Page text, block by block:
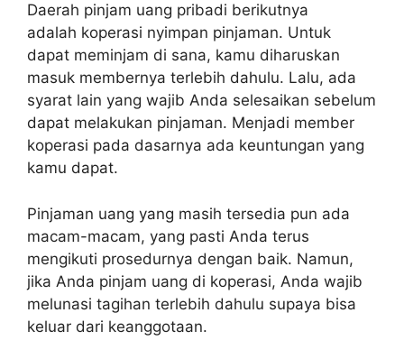
Daerah pinjam uang pribadi berikutnya
adalah koperasi nyimpan pinjaman. Untuk
dapat meminjam di sana, kamu diharuskan
masuk membernya terlebih dahulu. Lalu, ada
syarat lain yang wajib Anda selesaikan sebelum
dapat melakukan pinjaman. Menjadi member
koperasi pada dasarnya ada keuntungan yang
kamu dapat.
Pinjaman uang yang masih tersedia pun ada
macam-macam, yang pasti Anda terus
mengikuti prosedurnya dengan baik. Namun,
jika Anda pinjam uang di koperasi, Anda wajib
melunasi tagihan terlebih dahulu supaya bisa
keluar dari keanggotaan.